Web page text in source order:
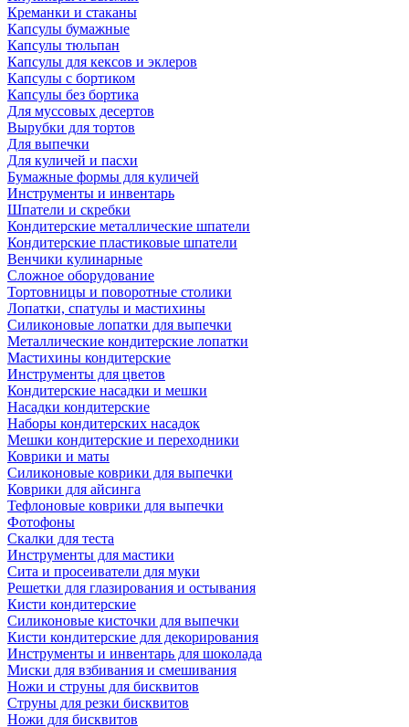
Креманки и стаканы
Капсулы бумажные
Капсулы тюльпан
Капсулы для кексов и эклеров
Капсулы с бортиком
Капсулы без бортика
Для муссовых десертов
Вырубки для тортов
Для выпечки
Для куличей и пасхи
Бумажные формы для куличей
Инструменты и инвентарь
Шпатели и скребки
Кондитерские металлические шпатели
Кондитерские пластиковые шпатели
Венчики кулинарные
Сложное оборудование
Тортовницы и поворотные столики
Лопатки, спатулы и мастихины
Силиконовые лопатки для выпечки
Металлические кондитерские лопатки
Мастихины кондитерские
Инструменты для цветов
Кондитерские насадки и мешки
Насадки кондитерские
Наборы кондитерских насадок
Мешки кондитерские и переходники
Коврики и маты
Cиликоновые коврики для выпечки
Коврики для айсинга
Тефлоновые коврики для выпечки
Фотофоны
Скалки для теста
Инструменты для мастики
Сита и просеиватели для муки
Решетки для глазирования и остывания
Кисти кондитерские
Силиконовые кисточки для выпечки
Кисти кондитерские для декорирования
Инструменты и инвентарь для шоколада
Миски для взбивания и смешивания
Ножи и струны для бисквитов
Струны для резки бисквитов
Ножи для бисквитов